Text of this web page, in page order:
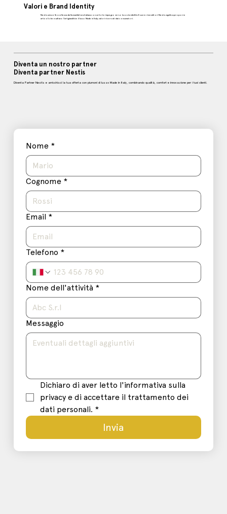
Valori e Brand Identity
Nestis unisce l’eccellenza della manifattura italiana con un forte impegno verso la sostenibilità. Essere rivenditori Nestis significa proporre
articoli che esaltano l’artigianalità e il lusso Made in Italy, valori ricercati dai consumatori.
Diventa partner Nestis
Diventa un nostro partner
Nome *
Cognome *
Email *
Telefono *
Nome dell'attività *
Messaggio
Dichiaro di aver letto l'informativa sulla
privacy e di accettare il trattamento dei
dati personali. *
Invia
Diventa Partner Nestis e arricchisci la tua offerta con piumoni di lusso Made in Italy, combinando qualità, comfort e innovazione per i tuoi clienti.